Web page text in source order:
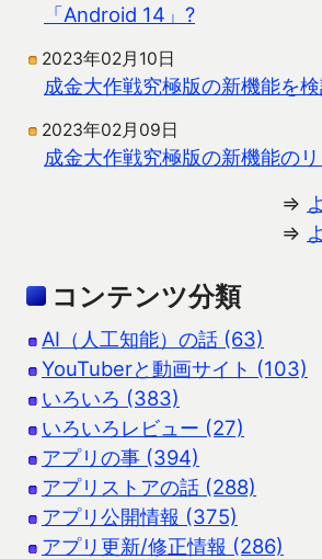
「Android 14」?
2023年02月10日
成金大作戦究極版の新機能を
2023年02月09日
成金大作戦究極版の新機能のリ
⇒
⇒
コンテンツ分類
AI（人工知能）の話 (63)
YouTuberと動画サイト (103)
いろいろ (383)
いろいろレビュー (27)
アプリの事 (394)
アプリストアの話 (288)
アプリ公開情報 (375)
アプリ更新/修正情報 (286)